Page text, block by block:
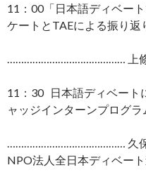
11：00「日本語ディベー
ケートとTAEによる振り返
…………………………………… 上條
11：30 日本語ディベート
ャッジインターンプログ
…………………………………… 久保
NPO法人全日本ディベート